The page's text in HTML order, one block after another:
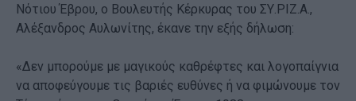
Νότιου Έβρου, ο Βουλευτής Κέρκυρας του ΣΥ.ΡΙΖ.Α.,
Αλέξανδρος Αυλωνίτης, έκανε την εξής δήλωση:
«Δεν μπορούμε με μαγικούς καθρέφτες και λογοπαίγνια
να αποφεύγουμε τις βαριές ευθύνες ή να φιμώνουμε τον